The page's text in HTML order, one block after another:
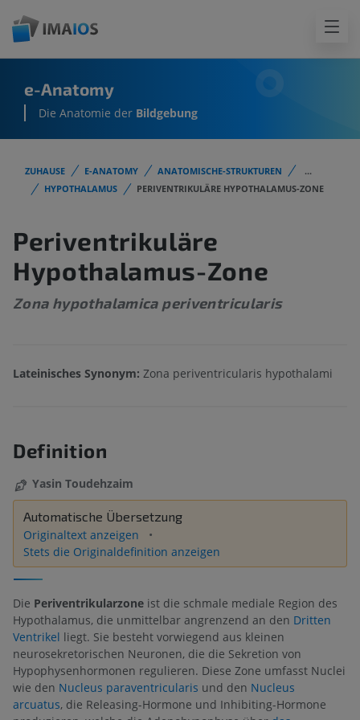
e-Anatomy
Die Anatomie der Bildgebung
ZUHAUSE E-ANATOMY ANATOMISCHE-STRUKTUREN
...
HYPOTHALAMUS
PERIVENTRIKULÄRE HYPOTHALAMUS-ZONE
Periventrikuläre
Hypothalamus-Zone
Zona hypothalamica periventricularis
Lateinisches Synonym: Zona periventricularis hypothalami
Definition
Yasin Toudehzaim
Automatische Übersetzung
Originaltext anzeigen
Stets die Originaldefinition anzeigen
Die Periventrikularzone ist die schmale mediale Region des
Hypothalamus, die unmittelbar angrenzend an den Dritten
Ventrikel liegt. Sie besteht vorwiegend aus kleinen
neurosekretorischen Neuronen, die die Sekretion von
Hypophysenhormonen regulieren. Diese Zone umfasst Nuclei
wie den Nucleus paraventricularis und den Nucleus
arcuatus, die Releasing-Hormone und Inhibiting-Hormone